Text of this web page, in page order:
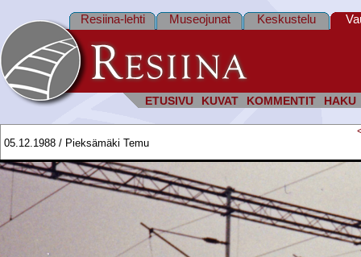
ETUSIVU KUVAT KOMMENTIT HAKU
Resiina-lehti Museojunat Keskustelu
05.12.1988 / Pieksämäki Temu